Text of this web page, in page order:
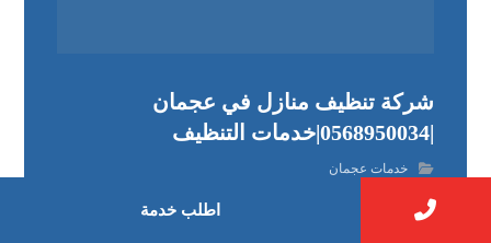
شركة تنظيف منازل في عجمان
|0568950034|خدمات التنظيف
خدمات عجمان
اطلب خدمة